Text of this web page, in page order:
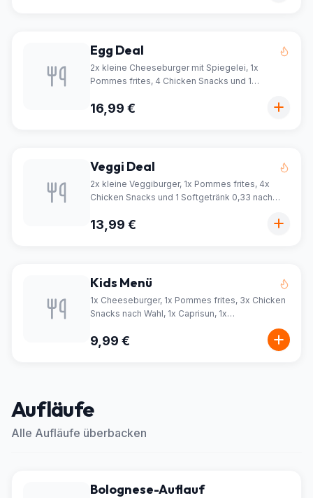
Egg Deal
2x kleine Cheeseburger mit Spiegelei, 1x
Pommes frites, 4 Chicken Snacks und 1
16,99 €
Veggi Deal
2x kleine Veggiburger, 1x Pommes frites, 4x
Chicken Snacks und 1 Softgetränk 0,33 nach
13,99 €
Kids Menü
1x Cheeseburger, 1x Pommes frites, 3x Chicken
Snacks nach Wahl, 1x Caprisun, 1x
9,99 €
Aufläufe
Alle Aufläufe überbacken
Bolognese-Auflauf